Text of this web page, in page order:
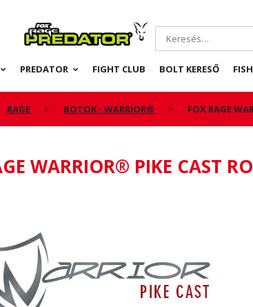
Predator
PREDATOR FIGHT CLUB BOLT KERESŐ
RAGE BOTOK - WARRIOR® FOX RAGE
WARRIOR® PIKE CAST